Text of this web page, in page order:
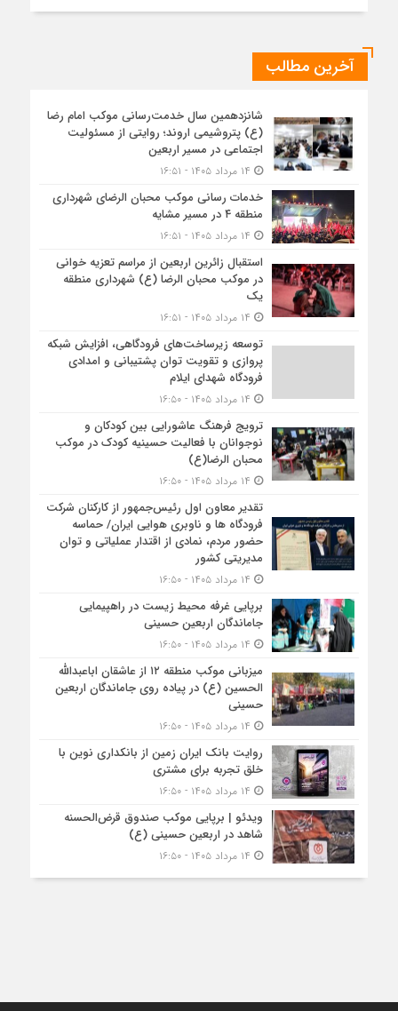
آخرین مطالب
شانزدهمین سال خدمت‌رسانی موکب امام رضا
(ع) پتروشیمی اروند؛ روایتی از مسئولیت
اجتماعی در مسیر اربعین
خدمات رسانی موکب محبان الرضای شهرداری
منطقه ۴ در مسیر مشایه
استقبال زائرین اربعین از مراسم تعزیه خوانی
در موکب محبان الرضا (ع) شهرداری منطقه
یک
توسعه زیرساخت‌های فرودگاهی، افزایش شبکه
پروازی و تقویت توان پشتیبانی و امدادی
فرودگاه شهدای ایلام
ترویج فرهنگ عاشورایی بین کودکان و
نوجوانان با فعالیت حسینیه کودک در موکب
محبان الرضا(ع)
تقدیر معاون اول رئیس‌جمهور از کارکنان شرکت
فرودگاه ها و ناوبری هوایی ایران/ حماسه
حضور مردم، نمادی از اقتدار عملیاتی و توان
مدیریتی کشور
برپایی غرفه محیط زیست در راهپیمایی
جاماندگان اربعین حسینی
میزبانی موکب منطقه ۱۲ از عاشقان اباعبدالله
الحسین (ع) در پیاده روی جاماندگان اربعین
حسینی
روایت بانک ایران زمین از بانکداری نوین با
خلق تجربه برای مشتری
ویدئو | برپایی موکب صندوق قرض‌الحسنه
شاهد در اربعین حسینی (ع)